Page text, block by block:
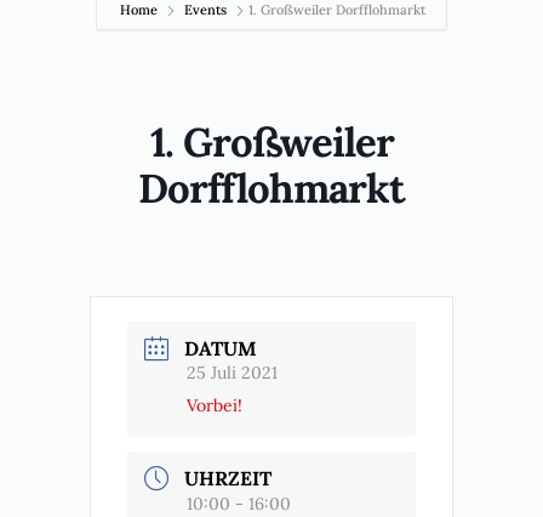
Home Events 1. Großweiler Dorfflohmarkt
1. Großweiler
Dorfflohmarkt
DATUM
25 Juli 2021
Vorbei!
UHRZEIT
10:00 - 16:00